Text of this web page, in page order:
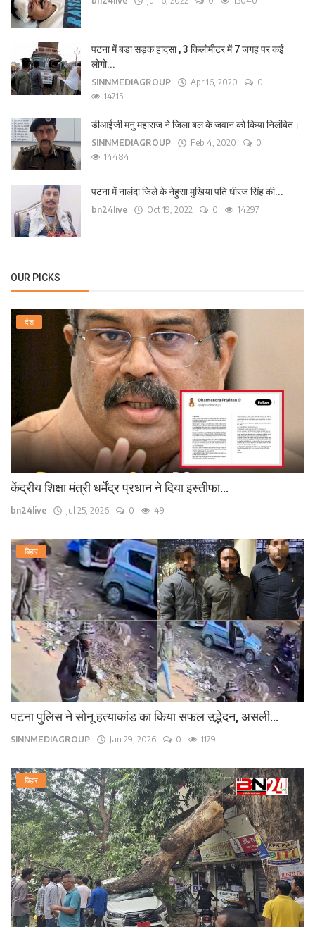
पटना में बड़ा सड़क हादसा , 3 किलोमीटर में 7 जगह पर कई
लोगो...
SINNMEDIAGROUP Apr 16, 2020
0
14715
डीआईजी मनु महाराज ने जिला बल के जवान को किया निलंबित।
SINNMEDIAGROUP Feb 4, 2020
0
14484
पटना में नालंदा जिले के नेहुसा मुखिया पति धीरज सिंह की...
bn24live Oct 19, 2022 0 14297
OUR PICKS
देश
केंद्रीय शिक्षा मंत्री धर्मेंद्र प्रधान ने दिया इस्तीफा...
bn24live Jul 25, 2026 0 49
बिहार
पटना पुलिस ने सोनू हत्याकांड का किया सफल उद्भेदन, असली...
SINNMEDIAGROUP Jan 29, 2026 0 1179
बिहार